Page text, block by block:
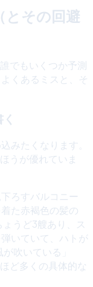
とその回避
でもいくつか予測
くあるミスと、そ
みたくなります。
うが優れていま
ろすバルコニー
た赤褐色の髪の
うど3艘あり、ス
いていて、ハトが
吹いている」
ど多くの具体的な